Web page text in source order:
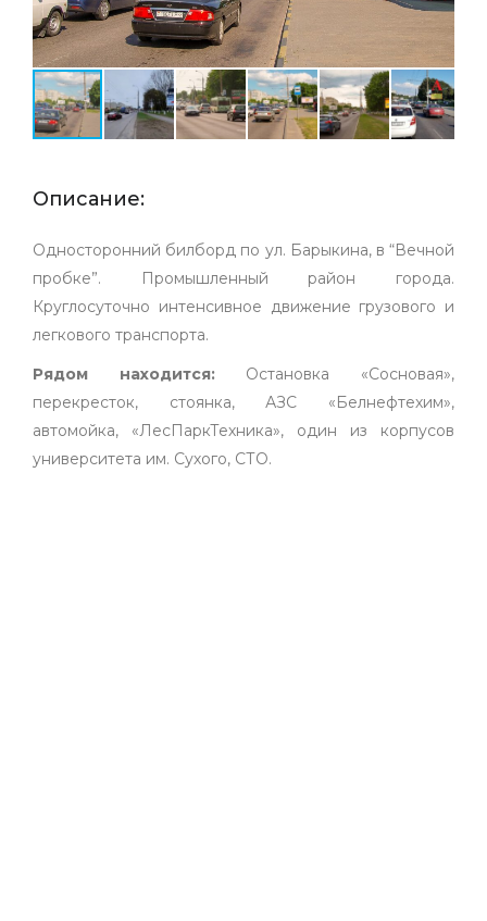
Описание:
Односторонний билборд по ул. Барыкина, в “Вечной
пробке”. Промышленный район города.
Круглосуточно интенсивное движение грузового и
легкового транспорта.
Рядом находится:Остановка «Сосновая»,
перекресток, стоянка, АЗС «Белнефтехим»,
автомойка, «ЛесПаркТехника», один из корпусов
университета им. Сухого, СТО.